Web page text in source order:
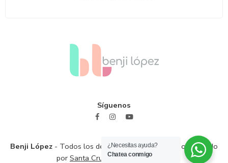
Síguenos
Benji López - Todos los derechos reservados / Sitio diseñado
por Santa Cruz Branding Solutions
¿Necesitas ayuda?
Chatea conmigo